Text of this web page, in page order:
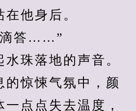
他身后。
答……”
珠落地的声音。
惊悚气氛中，颜
点点失去温度，